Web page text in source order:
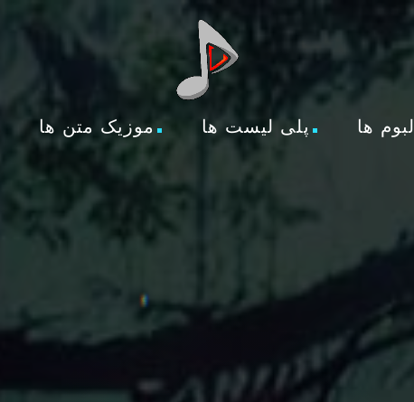
آلبوم ها پلی لیست ها موزیک متن ها